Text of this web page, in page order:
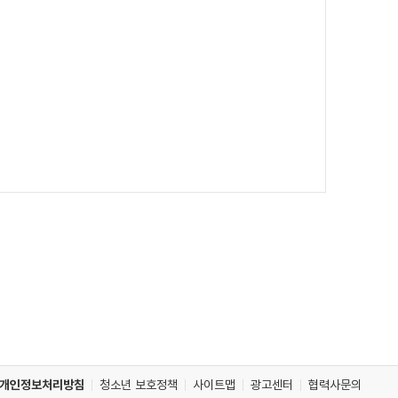
개인정보처리방침 청소년 보호정책 사이트맵 광고센터 협력사문의